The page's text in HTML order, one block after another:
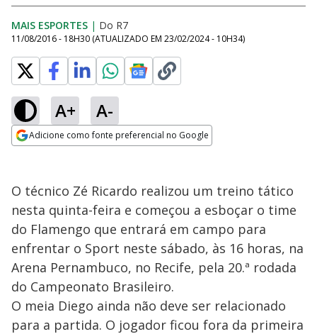
MAIS ESPORTES | Do R7
11/08/2016 - 18H30 (ATUALIZADO EM 23/02/2024 - 10H34)
A+ A-
Adicione como fonte preferencial no Google
O técnico Zé Ricardo realizou um treino tático
nesta quinta-feira e começou a esboçar o time
do Flamengo que entrará em campo para
enfrentar o Sport neste sábado, às 16 horas, na
Arena Pernambuco, no Recife, pela 20.ª rodada
do Campeonato Brasileiro.
O meia Diego ainda não deve ser relacionado
para a partida. O jogador ficou fora da primeira